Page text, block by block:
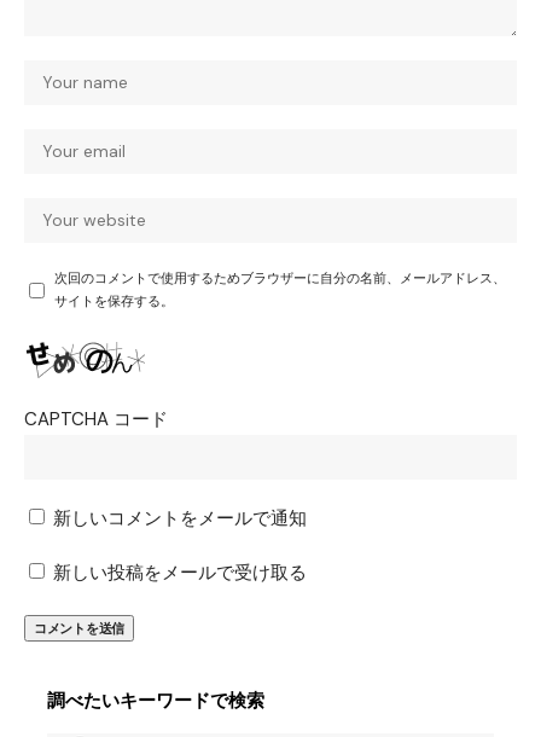
次回のコメントで使用するためブラウザーに自分の名前、メールアドレス、
サイトを保存する。
CAPTCHA コード
新しいコメントをメールで通知
新しい投稿をメールで受け取る
調べたいキーワードで検索